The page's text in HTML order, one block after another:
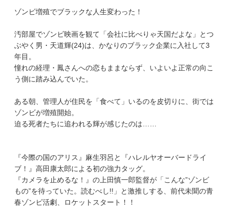
ゾンビ増殖でブラックな人生変わった！
汚部屋でゾンビ映画を観て「会社に比べりゃ天国だよな」とつ
ぶやく男・天道輝(24)は、かなりのブラック企業に入社して3
年目。
憧れの経理・鳳さんへの恋もままならず、いよいよ正常の向こ
う側に踏み込んでいた。
ある朝、管理人が住民を「食べて」いるのを皮切りに、街では
ゾンビが増殖開始。
迫る死者たちに追われる輝が感じたのは……
『今際の国のアリス』麻生羽呂と『ハレルヤオーバードライ
ブ！』高田康太郎による初の強力タッグ。
『カメラを止めるな！』の上田慎一郎監督が「こんな”ゾンビ
もの”を待っていた。読むべし!!」と激推しする、前代未聞の青
春ゾンビ活劇、ロケットスタート！！